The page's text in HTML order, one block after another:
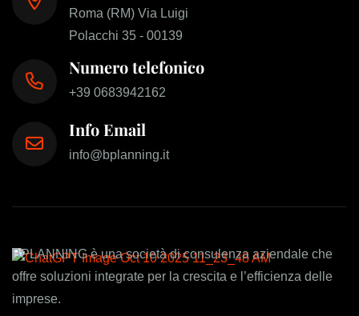
Roma (RM) Via Luigi
Polacchi 35 - 00139
Numero telefonico
+39 0683942162
Info Email
info@bplanning.it
BPLANNING è una società di consulenza aziendale che
offre soluzioni integrate per la crescita e l’efficienza delle
imprese.